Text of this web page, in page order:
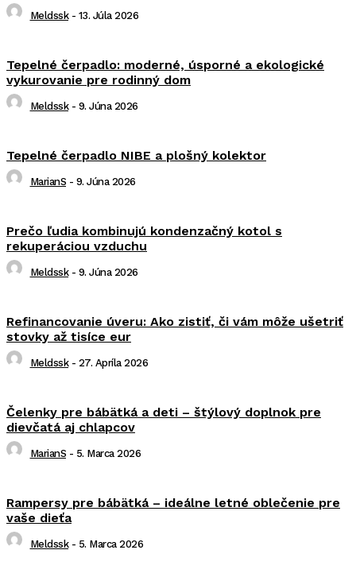
Meldssk - 13. Júla 2026
Tepelné čerpadlo: moderné, úsporné a ekologické
vykurovanie pre rodinný dom
Meldssk - 9. Júna 2026
Tepelné čerpadlo NIBE a plošný kolektor
MarianS - 9. Júna 2026
Prečo ľudia kombinujú kondenzačný kotol s
rekuperáciou vzduchu
Meldssk - 9. Júna 2026
Refinancovanie úveru: Ako zistiť, či vám môže ušetriť
stovky až tisíce eur
Meldssk - 27. Apríla 2026
Čelenky pre bábätká a deti – štýlový doplnok pre
dievčatá aj chlapcov
MarianS - 5. Marca 2026
Rampersy pre bábätká – ideálne letné oblečenie pre
vaše dieťa
Meldssk - 5. Marca 2026